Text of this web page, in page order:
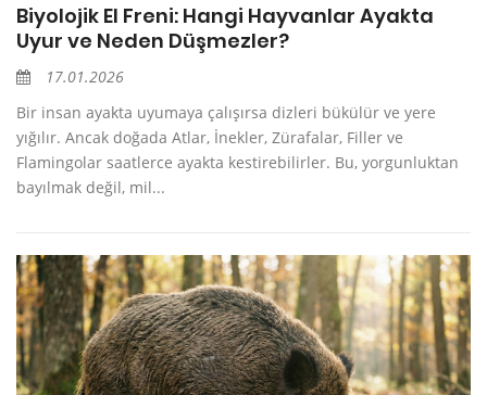
Biyolojik El Freni: Hangi Hayvanlar Ayakta
Uyur ve Neden Düşmezler?
17.01.2026
Bir insan ayakta uyumaya çalışırsa dizleri bükülür ve yere
yığılır. Ancak doğada Atlar, İnekler, Zürafalar, Filler ve
Flamingolar saatlerce ayakta kestirebilirler. Bu, yorgunluktan
bayılmak değil, mil...